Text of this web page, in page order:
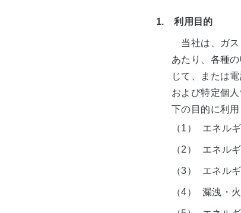
1. 利用目的
当社は、ガス
あたり、各種
じて、または
および特定個
下の目的に利用
（1）
エネル
（2） エネル
（3） エネル
（4） 漏洩・